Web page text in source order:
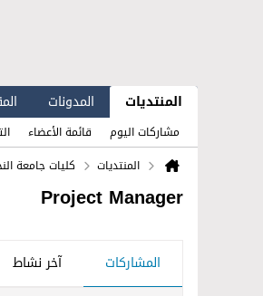
المنتديات المدونات
مشاركات اليوم قائمة الأعضاء
المنتديات
كليات جامعة
Project Manager
المشاركات آخر نشاط